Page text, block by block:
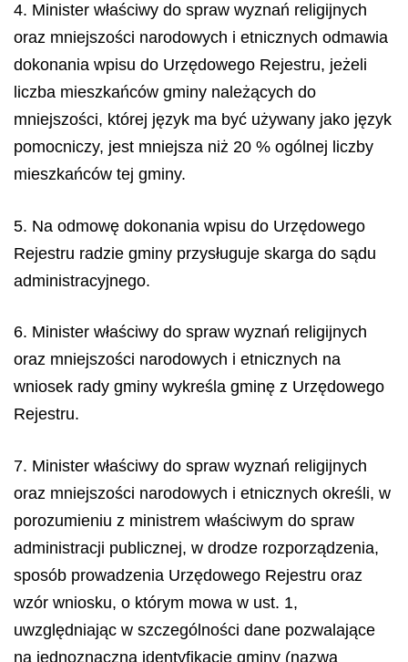
4. Minister właściwy do spraw wyznań religijnych
oraz mniejszości narodowych i etnicznych odmawia
dokonania wpisu do Urzędowego Rejestru, jeżeli
liczba mieszkańców gminy należących do
mniejszości, której język ma być używany jako język
pomocniczy, jest mniejsza niż 20 % ogólnej liczby
mieszkańców tej gminy.
5. Na odmowę dokonania wpisu do Urzędowego
Rejestru radzie gminy przysługuje skarga do sądu
administracyjnego.
6. Minister właściwy do spraw wyznań religijnych
oraz mniejszości narodowych i etnicznych na
wniosek rady gminy wykreśla gminę z Urzędowego
Rejestru.
7. Minister właściwy do spraw wyznań religijnych
oraz mniejszości narodowych i etnicznych określi, w
porozumieniu z ministrem właściwym do spraw
administracji publicznej, w drodze rozporządzenia,
sposób prowadzenia Urzędowego Rejestru oraz
wzór wniosku, o którym mowa w ust. 1,
uwzględniając w szczególności dane pozwalające
na jednoznaczną identyfikację gminy (nazwa